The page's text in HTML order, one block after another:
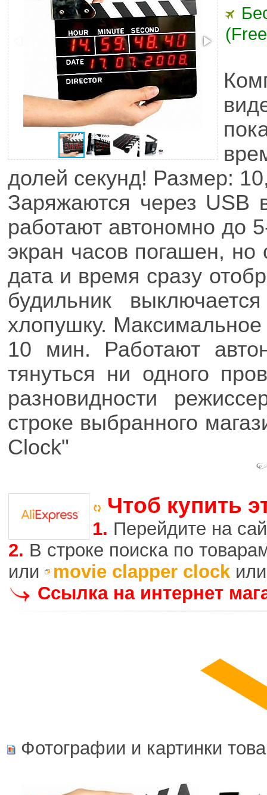
долей секунд! Размер:
Заряжаются через USB
работают автономно до
экран часов погашен, но
дата и время сразу
будильник
хлопушку.
10 мин. Работают
тянуться ни одного
разновидности
строке выбранного
Clock"
Чтоб купить
1. Перейдите на
2. В строке поиска по
или
movie clapper clock
Ссылка на интернет
Фотографии и картинки